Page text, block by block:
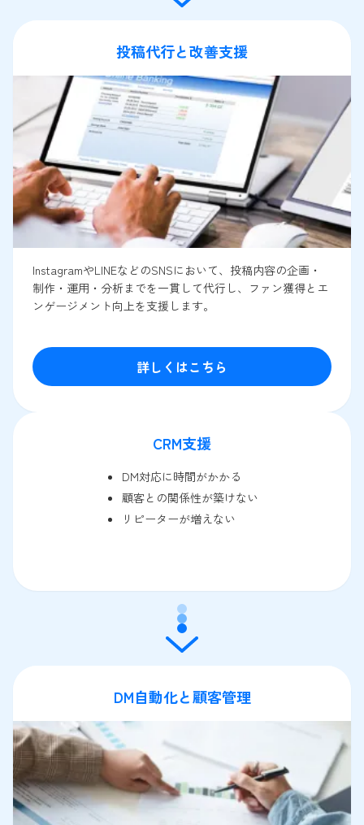
投稿代行と改善支援
InstagramやLINEなどのSNSにおいて、投稿内容の企画・
制作・運用・分析までを一貫して代行し、ファン獲得とエ
ンゲージメント向上を支援します。
詳しくはこちら
CRM支援
DM対応に時間がかかる
顧客との関係性が築けない
リピーターが増えない
DM自動化と顧客管理